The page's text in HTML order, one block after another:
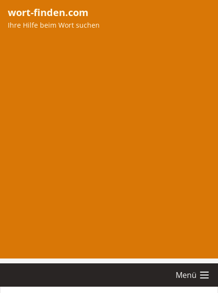
wort-finden.com
Ihre Hilfe beim Wort suchen
Menü